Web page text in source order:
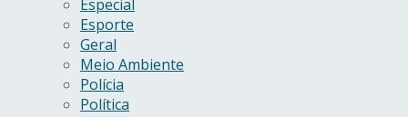
Especial
Esporte
Geral
Meio Ambiente
Polícia
Política